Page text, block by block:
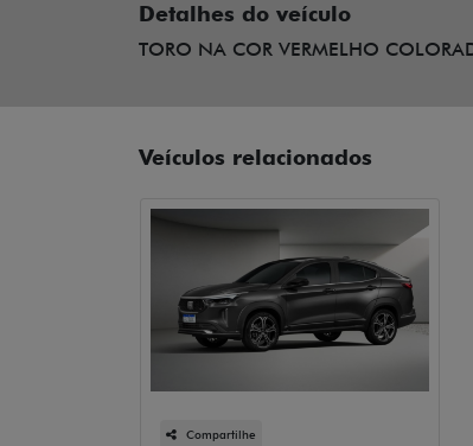
Detalhes do veículo
TORO NA COR VERMELHO
Veículos relacionados
Compartilhe